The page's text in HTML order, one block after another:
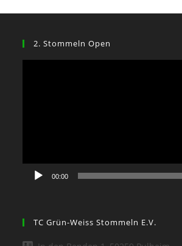
2. Stommeln Open
00:00
TC Grün-Weiss Stommeln E.V.